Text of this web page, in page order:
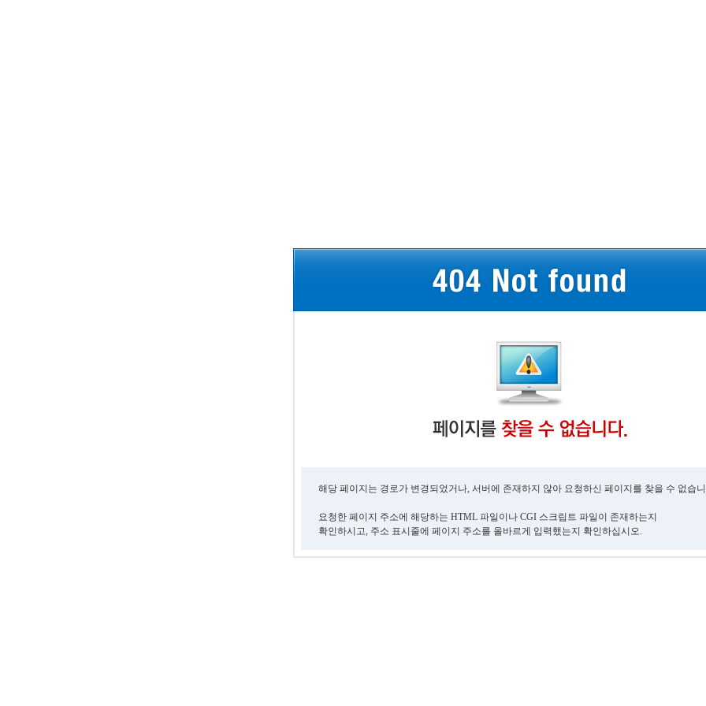
해당 페이지는 경로가 변경되었거나, 서버에 존재하지 않아 요청하신 페이지를 찾을 수 없습
요청한 페이지 주소에 해당하는 HTML 파일이나 CGI 스크립트 파일이 존재하는지
확인하시고, 주소 표시줄에 페이지 주소를 올바르게 입력했는지 확인하십시오.